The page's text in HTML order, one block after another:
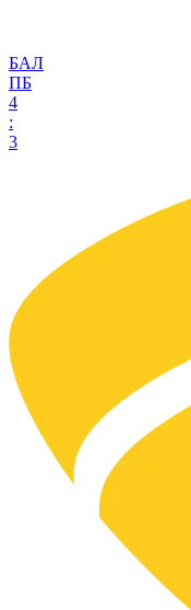
БАЛ
ПБ
4
:
3